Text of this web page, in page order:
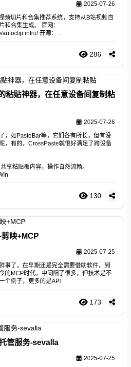
2025-07-26
频切片和合集推荐系统，支持从B站视频自
和合集生成。 官网：
autoclip intro/ 开源：
autoclipmvp ✨ 功能特
286
粘贴神器，在任意设备间复制粘
2025-07-26
，如PasteBar等，它们各有所长，但有没
，有的，CrossPaste就很好满足了跨设备
享粘贴板内容，操作自然流畅。
130
映+MCP
2025-07-25
事了，在早期还是完全需要借助软件，到
的MCP时代，中间隔了很多，但技术是不
个例子，更多的是API
173
管服务-sevalla
2025-07-25